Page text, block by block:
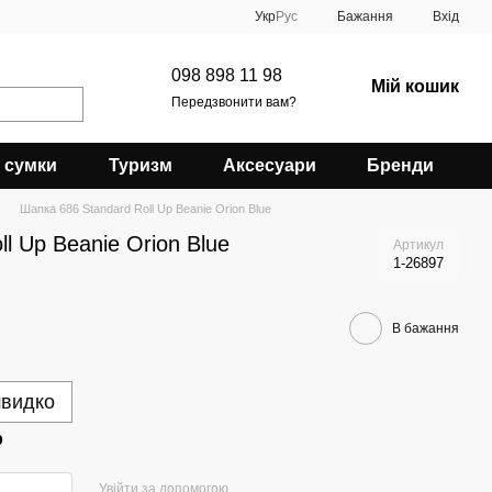
УкрРус Бажання Вхід
098 898 11 98
Передзвонити вам?
Мій кошик
сумки Туризм Аксесуари Бренди
Шапка 686 Standard Roll Up Beanie Orion Blue
Up Beanie Orion Blue Артикул
1-26897
В бажання
Увійти за допомогою